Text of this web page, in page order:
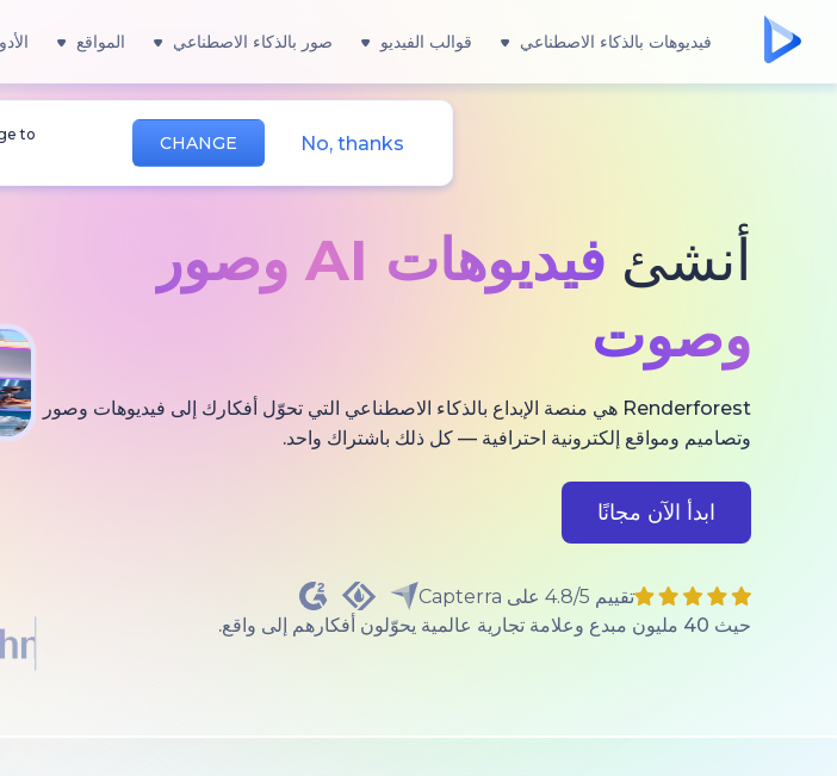
فيديوهات بالذكاء الاصطناعي قوالب الفيديو صور بالذكاء الاصطناعي المواقع
to
CHANGE No, thanks
أنشئ فيديوهات AI
وصور
وصوت
Renderforest هي منصة الإبداع بالذكاء الاصطناعي التي تحوّل أفكارك إلى فيديوهات وصور
وتصاميم ومواقع إلكترونية احترافية — كل ذلك باشتراك واحد.
ابدأ الآن مجانًا
تقييم 4.8/5 على Capterra
حيث 40 مليون مبدع وعلامة تجارية عالمية يحوّلون أفكارهم إلى واقع.